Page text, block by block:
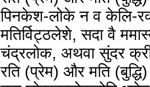
पिनकेश-लोके न व केलि-
मतिर्विट्ठलेशे, सदा वै
चंद्रलोक, अथवा सुंदर
रति (प्रेम) और मति